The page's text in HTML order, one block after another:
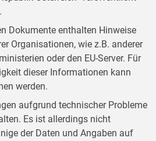
Dokumente enthalten Hinweise
Organisationen, wie z.B. anderer
oder den EU-Server. Für
dieser Informationen kann
werden.
aufgrund technischer Probleme
Es ist allerdings nicht
der Daten und Angaben auf